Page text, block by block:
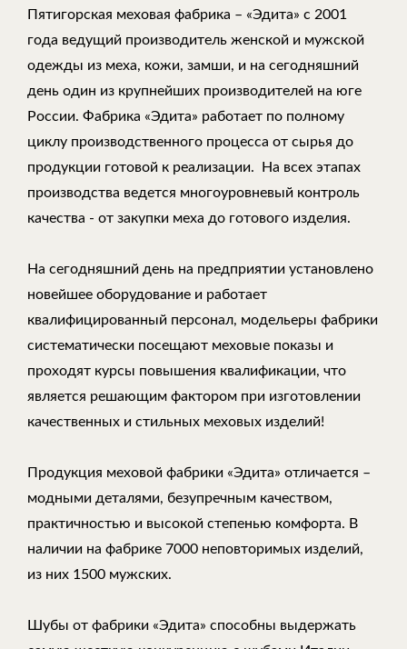
Пятигорская меховая фабрика – «Эдита» с 2001
года ведущий производитель женской и мужской
одежды из меха, кожи, замши, и на сегодняшний
день один из крупнейших производителей на юге
России. Фабрика «Эдита» работает по полному
циклу производственного процесса от сырья до
продукции готовой к реализации. На всех этапах
производства ведется многоуровневый контроль
качества - от закупки меха до готового изделия.
На сегодняшний день на предприятии установлено
новейшее оборудование и работает
квалифицированный персонал, модельеры фабрики
систематически посещают меховые показы и
проходят курсы повышения квалификации, что
является решающим фактором при изготовлении
качественных и стильных меховых изделий!
Продукция меховой фабрики «Эдита» отличается –
модными деталями, безупречным качеством,
практичностью и высокой степенью комфорта. В
наличии на фабрике 7000 неповторимых изделий,
из них 1500 мужских.
Шубы от фабрики «Эдита» способны выдержать